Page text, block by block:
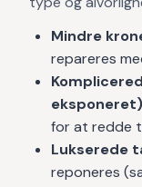
Mindre
repareres
for at redde
Lukserede
reponeres